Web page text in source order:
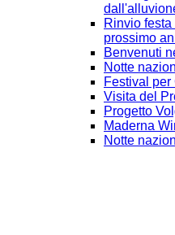
Rinvio
prossimo
Benvenuti
Notte
Festival
Visita del
Progetto
Maderna
Notte